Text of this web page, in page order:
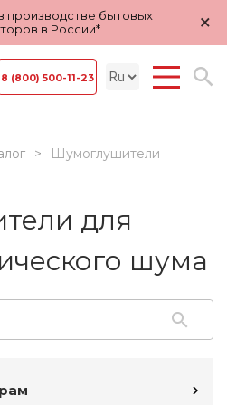
производстве бытовых
в России*
×
8 (800) 500-11-23
Шумоглушители
для
шума